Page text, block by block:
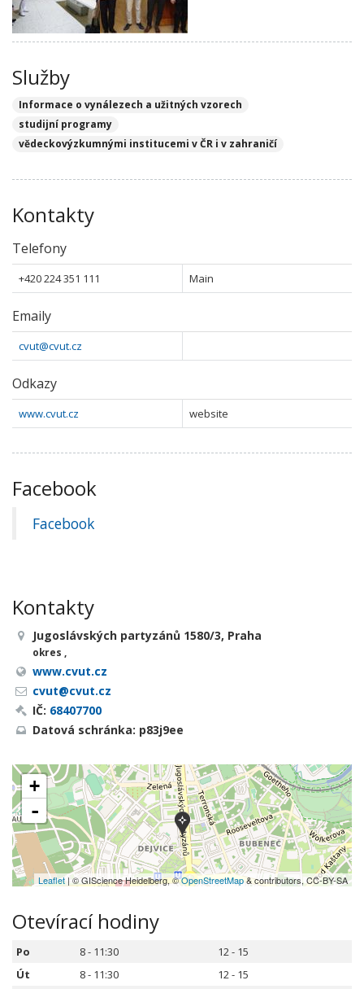
Služby
Informace o vynálezech a užitných vzorech
studijní programy
vědeckovýzkumnými institucemi v ČR i v zahraničí
Kontakty
Telefony
+420 224 351 111 Main
Emaily
cvut@cvut.cz
Odkazy
www.cvut.cz website
Facebook
Facebook
Kontakty
Jugoslávských partyzánů 1580/3, Praha
okres ,
www.cvut.cz
cvut@cvut.cz
IČ: 68407700
Datová schránka: p83j9ee
+
-
Leaflet| © GIScience Heidelberg, ©OpenStreetMap& contributors, CC-BY-SA
Otevírací hodiny
Po 8 - 11:30
12 - 15
Út
8 - 11:30
12 - 15